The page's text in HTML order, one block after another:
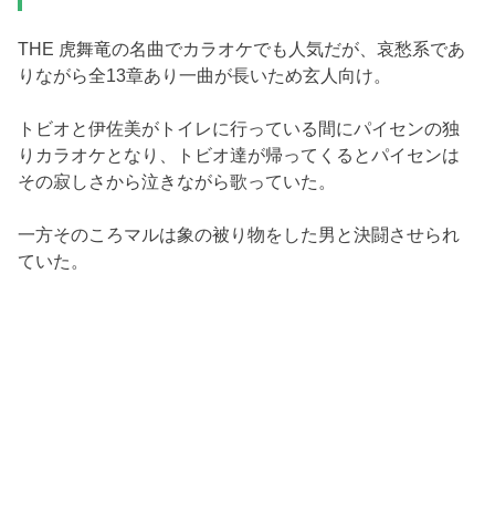
THE 虎舞竜の名曲でカラオケでも人気だが、哀愁系であ
りながら全13章あり一曲が長いため玄人向け。
トビオと伊佐美がトイレに行っている間にパイセンの独
りカラオケとなり、トビオ達が帰ってくるとパイセンは
その寂しさから泣きながら歌っていた。
一方そのころマルは象の被り物をした男と決闘させられ
ていた。